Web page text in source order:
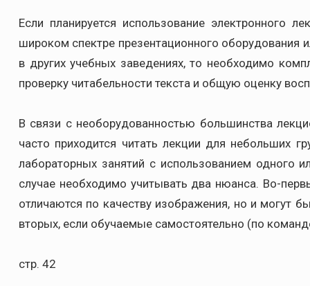
Если планируется использование электронного
широком спектре презентационного оборудования
в других учебных заведениях, то необходимо
проверку читабельности текста и общую оценку
В связи с необорудованностью большинства
часто приходится читать лекции для небольших
лабораторных занятий с использованием одного
случае необходимо учитывать два нюанса. Во-
отличаются по качеству изображения, но и могут
вторых, если обучаемые самостоятельно (по
стр. 42